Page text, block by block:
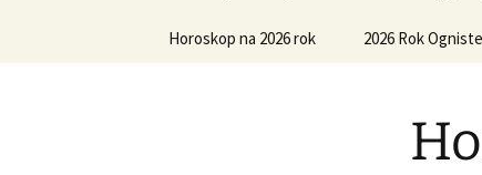
Horoskop na 2026 rok 2026 Rok